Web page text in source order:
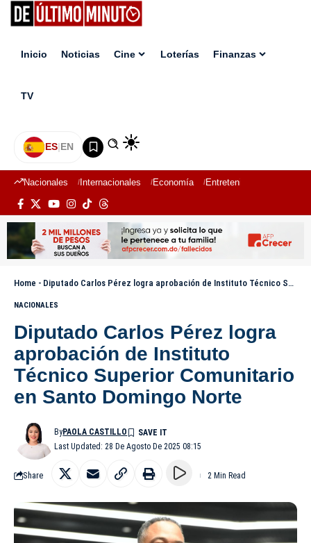
Inicio Noticias Cine Loterías Finanzas
TV
ES|EN
Nacionales Internacionales Economía Entretenimiento
Home - Diputado Carlos Pérez logra aprobación de Instituto Técnico Superior Comunitario en Santo Domingo Norte
NACIONALES
Diputado Carlos Pérez logra
aprobación de Instituto
Técnico Superior Comunitario
en Santo Domingo Norte
Last Updated: 28 De Agosto De 2025 08:15
ByPAOLA CASTILLO
Share 2 Min Read